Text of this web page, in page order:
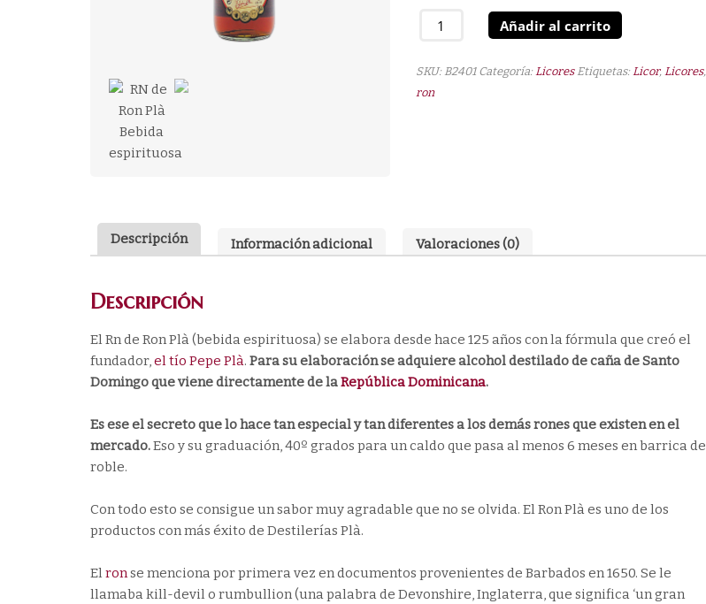
Añadir al carrito
SKU: B2401 Categoría: Licores Etiquetas: Licor, Licores,
ron
Descripción Información adicional Valoraciones (0)
Descripción
El Rn de Ron Plà (bebida espirituosa) se elabora desde hace 125 años con la fórmula que creó el
fundador,el tío Pepe Plà.Para su elaboración se adquiere alcohol destilado de caña de Santo
Domingo que viene directamente de laRepública Dominicana.
Es ese el secreto que lo hace tan especial y tan diferentes a los demás rones que existen en el
mercado.Eso y su graduación, 40º grados para un caldo que pasa al menos 6 meses en barrica de
roble.
Con todo esto se consigue un sabor muy agradable que no se olvida. El Ron Plà es uno de los
productos con más éxito de Destilerías Plà.
Elronse menciona por primera vez en documentos provenientes de Barbados en 1650. Se le
llamaba kill-devil o rumbullion (una palabra de Devonshire, Inglaterra, que significa ‘un gran